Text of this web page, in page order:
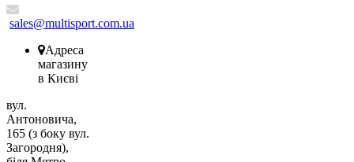
sales@multisport.com.ua
Адреса
магазину
в Києві
вул.
Антоновича,
165 (з боку вул.
Загородня),